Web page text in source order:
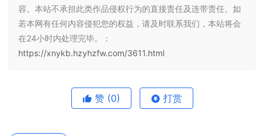
容。本站不承担此类作品侵权行为的直接责任及连带责任。如
若本网有任何内容侵犯您的权益，请及时联系我们，本站将会
在24小时内处理完毕。：
https://xnykb.hzyhzfw.com/3611.html
赞 (0) 打赏